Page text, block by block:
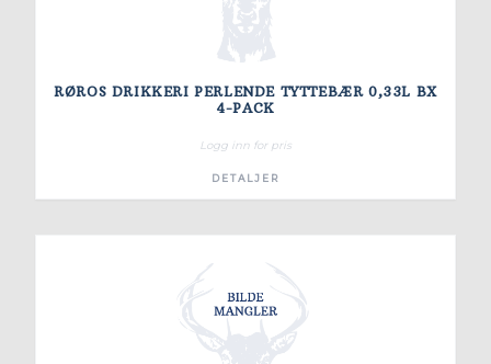
RØROS DRIKKERI PERLENDE TYTTEBÆR 0,33L BX
4-PACK
Logg inn for pris
DETALJER